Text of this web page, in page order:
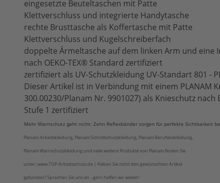
eingesetzte Beuteltaschen mit Patte
Klettverschluss und integrierte Handytasche
rechte Brusttasche als Koffertasche mit Patte
Klettverschluss und Kugelschreiberfach
doppelte Ärmeltasche auf dem linken Arm und eine
nach OEKO-TEX® Standard zertifiziert
zertifiziert als UV-Schutzkleidung UV-Standart 801 -
Dieser Artikel ist in Verbindung mit einem PLANAM
300.00230/Planam Nr. 9901027) als Knieschutz nach
Stufe 1 zertifiziert
Mehr Warnschutz geht nicht: Zehn Reflexbänder sorgen für perfekte Sichtbarkeit
Planam Arbeitskleidung, Planam Schnittschutzkleidung, Planam Berufsbekleidung,
Planam Warnschutzkleidung und viele weitere Produkte von Planam finden Sie
unter: www.TOP-Arbeitsschutz.de | Haben Sie nicht den gewünschten Artikel
gefunden? Sprechen Sie uns an - gern helfen wir weiter!